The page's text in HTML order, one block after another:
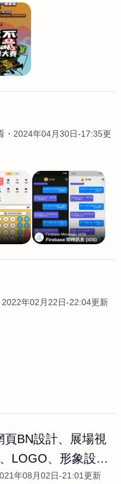
2024年04月30日-17:35更
2022年02月22日-22:04更新
BN設計、展場視
LOGO、形象設計 /
年08月02日-21:01更新